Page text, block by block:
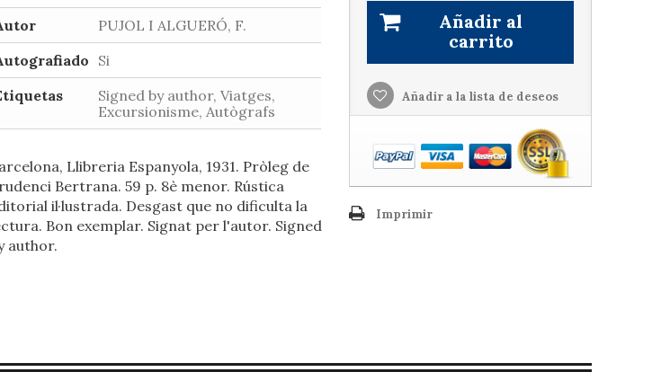
PUJOL I ALGUERÓ, F.
Si
Signed by author, Viatges,
Excursionisme, Autògrafs
Llibreria Espanyola, 1931. Pròleg de
Bertrana. 59 p. 8è menor. Rústica
il·lustrada. Desgast que no dificulta la
Bon exemplar. Signat per l'autor. Signed
author.
Añadir al
carrito
Añadir a la lista de deseos
Imprimir